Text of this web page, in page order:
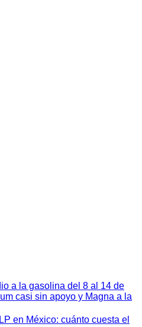
a la gasolina del 8 al 14 de
casi sin apoyo y Magna a la
en México: cuánto cuesta el